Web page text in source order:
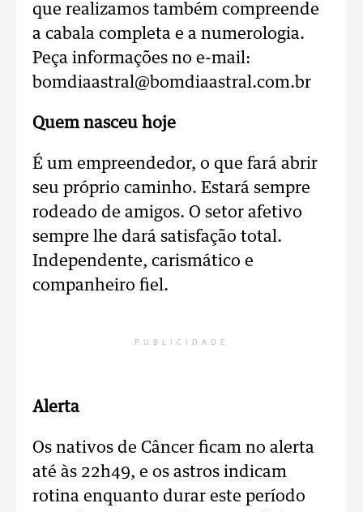
que realizamos também compreende
a cabala completa e a numerologia.
Peça informações no e-mail:
bomdiaastral@bomdiaastral.com.br
Quem nasceu hoje
É um empreendedor, o que fará abrir
seu próprio caminho. Estará sempre
rodeado de amigos. O setor afetivo
sempre lhe dará satisfação total.
Independente, carismático e
companheiro fiel.
PUBLICIDADE
Alerta
Os nativos de Câncer ficam no alerta
até às 22h49, e os astros indicam
rotina enquanto durar este período